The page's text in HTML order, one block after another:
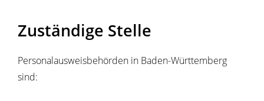
Zuständige Stelle
Personalausweisbehörden in Baden-Württemberg
sind: